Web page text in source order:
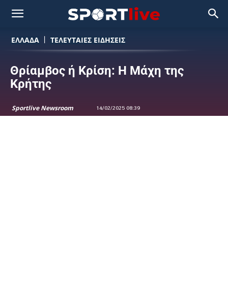
ΕΛΛΑΔΑ ΤΕΛΕΥΤΑΙΕΣ ΕΙΔΗΣΕΙΣ
Θρίαμβος ή Κρίση: Η Μάχη της
Κρήτης
Sportlive Newsroom 14/02/2025 08:39